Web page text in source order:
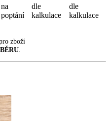
na
poptání
dle
kalkulace
dle
kalkulace
zboží